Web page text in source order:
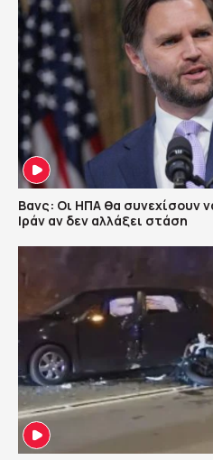
Βανς: Οι ΗΠΑ θα συνεχίσουν
Ιράν αν δεν αλλάξει στάση